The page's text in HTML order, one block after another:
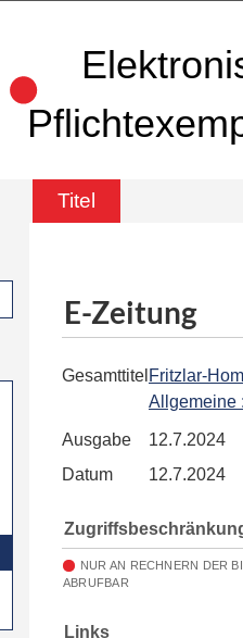
Titel
E-Zeitung
Gesamttitel Fritzlar-
Allgemeine
Ausgabe
12.7.2024
Datum
12.7.2024
NUR AN RECHNERN DER
ABRUFBAR
Links